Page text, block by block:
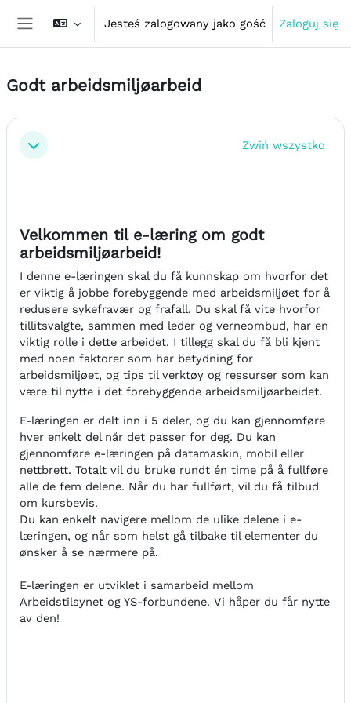
Przejdź do głównej zawartości
Panel boczny
Jesteś zalogowany jako gość Zaloguj się
Godt arbeidsmiljøarbeid
Przegląd sekcji
Minimalizuj Zwiń wszystko
Velkommen til e-læring om godt
arbeidsmiljøarbeid!
I denne e-læringen skal du få kunnskap om hvorfor det
er viktig å jobbe forebyggende med arbeidsmiljøet for å
redusere sykefravær og frafall. Du skal få vite hvorfor
tillitsvalgte, sammen med leder og verneombud, har en
viktig rolle i dette arbeidet. I tillegg skal du få bli kjent
med noen faktorer som har betydning for
arbeidsmiljøet, og tips til verktøy og ressurser som kan
være til nytte i det forebyggende arbeidsmiljøarbeidet.
E-læringen er delt inn i 5 deler, og du kan gjennomføre
hver enkelt del når det passer for deg. Du kan
gjennomføre e-læringen på datamaskin, mobil eller
nettbrett. Totalt vil du bruke rundt én time på å fullføre
alle de fem delene. Når du har fullført, vil du få tilbud
om kursbevis.
Du kan enkelt navigere mellom de ulike delene i e-
læringen, og når som helst gå tilbake til elementer du
ønsker å se nærmere på.
E-læringen er utviklet i samarbeid mellom
Arbeidstilsynet og YS-forbundene. Vi håper du får nytte
av den!